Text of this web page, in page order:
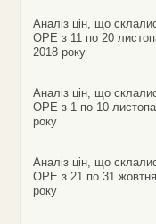
Аналіз цін, що
ОРЕ з 11 по 20
2018 року
Аналіз цін, що
ОРЕ з 1 по 10
року
Аналіз цін, що
ОРЕ з 21 по 31
року